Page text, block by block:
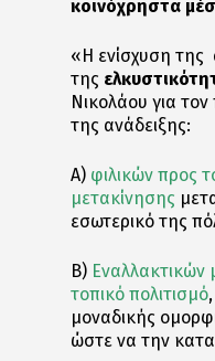
κοινόχρηστα
«Η ενίσχυση της
της
Νικολάου για
της ανάδειξης:
Α) φιλικών προς
μετακίνησης
εσωτερικό της
Β)
τοπικό πολιτισμό
μοναδικής
ώστε να την